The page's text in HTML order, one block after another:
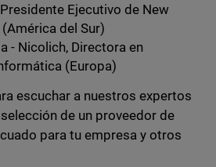
Ejecutivo de New
del Sur)
- Nicolich, Directora en
(Europa)
escuchar a nuestros expertos
de un proveedor de
para tu empresa y otros